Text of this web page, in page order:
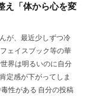
え「体から心を変
が、最近少しずつ冷
ェイスブック等の華
界は明るいのに自分
定感が下がってしま
性がある 自分の投稿